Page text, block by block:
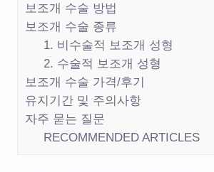
보조개 수술 방법
보조개 수술 종류
1. 비수술적 보조개 성형
2. 수술적 보조개 성형
보조개 수술 가격/후기
유지기간 및 주의사항
자주 묻는 질문
RECOMMENDED ARTICLES